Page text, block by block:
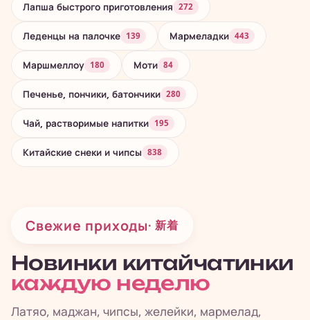
Лапша быстрого приготовления 272
Леденцы на палочке 139 Мармеладки 443
Маршмеллоу 180 Моти 84
Печенье, пончики, батончики 280
Чай, растворимые напитки 195
Китайские снеки и чипсы 838
Свежие приходы· 新着
Новинки китайчатинки
каждую неделю
Латяо, маджан, чипсы, желейки, мармелад,